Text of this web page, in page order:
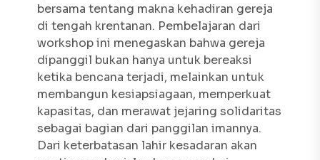
bersama tentang makna kehadiran gereja
di tengah krentanan. Pembelajaran dari
workshop ini menegaskan bahwa gereja
dipanggil bukan hanya untuk bereaksi
ketika bencana terjadi, melainkan untuk
membangun kesiapsiagaan, memperkuat
kapasitas, dan merawat jejaring solidaritas
sebagai bagian dari panggilan imannya.
Dari keterbatasan lahir kesadaran akan